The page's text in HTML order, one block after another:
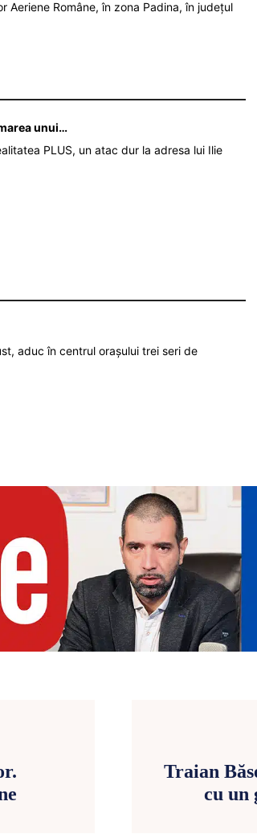
Aeriene Române, în zona Padina, în județul
unui…
PLUS, un atac dur la adresa lui Ilie
aduc în centrul orașului trei seri de
Traian
cu un